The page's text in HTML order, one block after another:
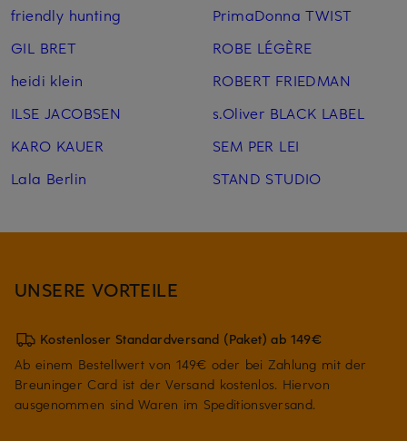
friendly hunting
GIL BRET
heidi klein
ILSE JACOBSEN
KARO KAUER
Lala Berlin
PrimaDonna TWIST
ROBE LÉGÈRE
ROBERT FRIEDMAN
s.Oliver BLACK LABEL
SEM PER LEI
STAND STUDIO
UNSERE VORTEILE
Kostenloser Standardversand (Paket) ab 149€
Ab einem Bestellwert von 149€ oder bei Zahlung mit der
Breuninger Card ist der Versand kostenlos. Hiervon
ausgenommen sind Waren im Speditionsversand.